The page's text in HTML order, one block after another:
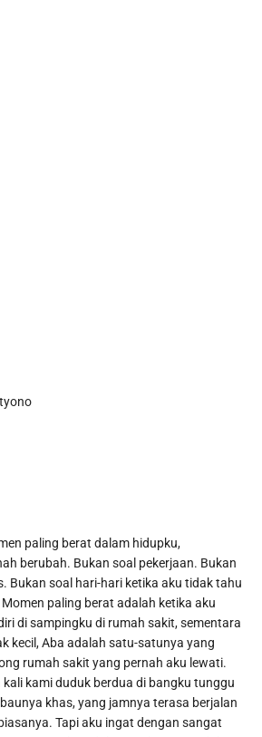
paling berat dalam hidupku,
berubah. Bukan soal pekerjaan. Bukan
Bukan soal hari-hari ketika aku tidak tahu
paling berat adalah ketika aku
di sampingku di rumah sakit, sementara
kecil, Aba adalah satu-satunya yang
rumah sakit yang pernah aku lewati.
kami duduk berdua di bangku tunggu
khas, yang jamnya terasa berjalan
Tapi aku ingat dengan sangat